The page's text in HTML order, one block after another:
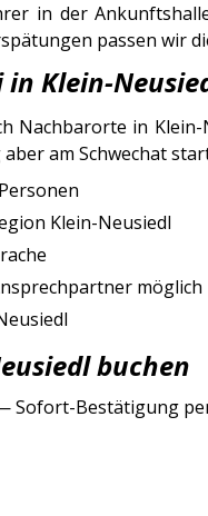
in der
passen wir
Klein-
Nachbarorte in
am Schwechat
Klein-Neusiedl
möglich
buchen
Bestätigung per